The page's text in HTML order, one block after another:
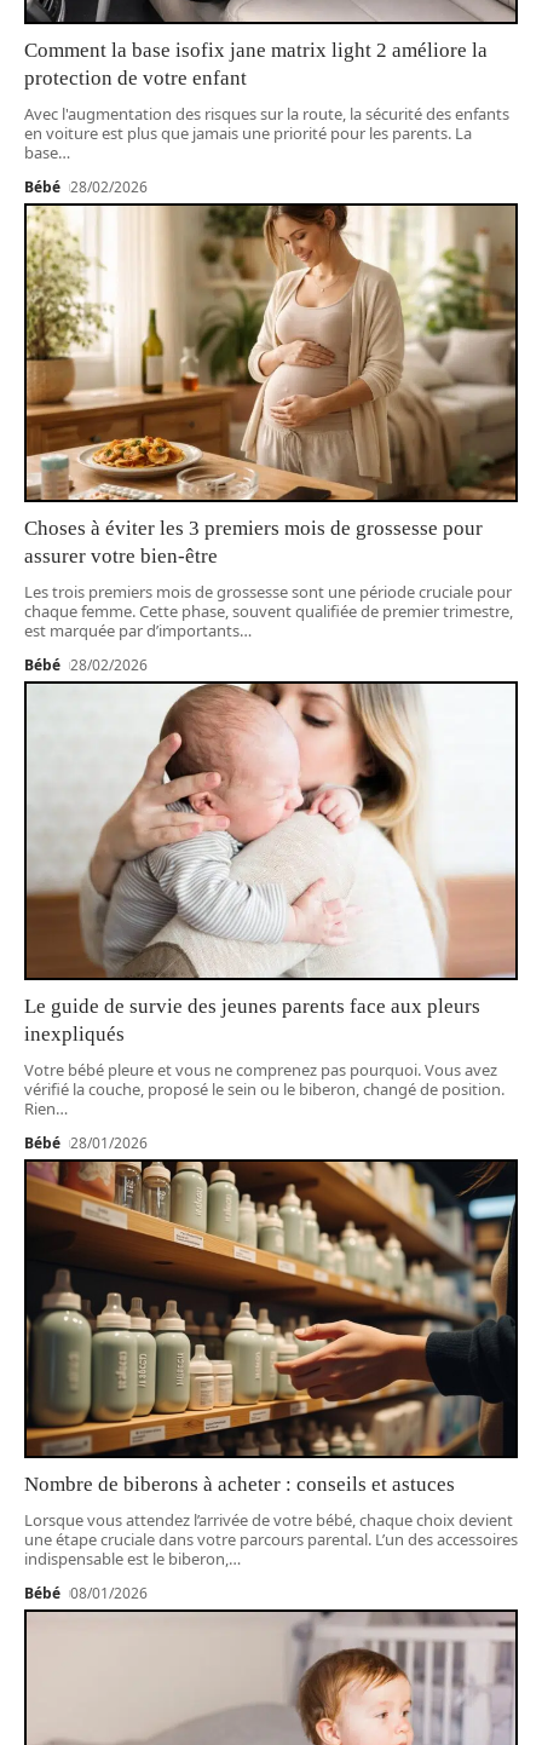
Comment la base isofix jane matrix light 2 améliore la
protection de votre enfant
Avec l'augmentation des risques sur la route, la sécurité des enfants
en voiture est plus que jamais une priorité pour les parents. La
base…
Bébé 28/02/2026
Choses à éviter les 3 premiers mois de grossesse pour
assurer votre bien-être
Les trois premiers mois de grossesse sont une période cruciale pour
chaque femme. Cette phase, souvent qualifiée de premier trimestre,
est marquée par d’importants…
Bébé 28/02/2026
Le guide de survie des jeunes parents face aux pleurs
inexpliqués
Votre bébé pleure et vous ne comprenez pas pourquoi. Vous avez
vérifié la couche, proposé le sein ou le biberon, changé de position.
Rien…
Bébé 28/01/2026
Nombre de biberons à acheter : conseils et astuces
Lorsque vous attendez l’arrivée de votre bébé, chaque choix devient
une étape cruciale dans votre parcours parental. L’un des accessoires
indispensable est le biberon,…
Bébé 08/01/2026